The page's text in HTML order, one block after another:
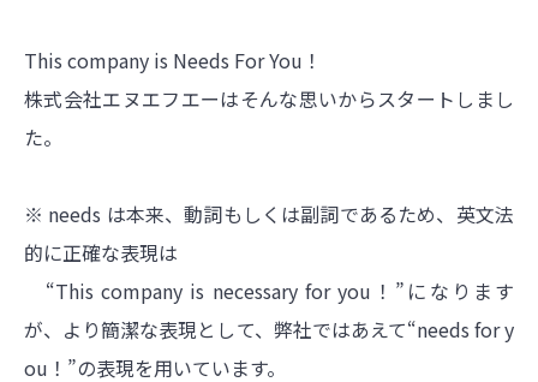
This company is Needs For You！
株式会社エヌエフエーはそんな思いからスタートしまし
た。
※ needs は本来、動詞もしくは副詞であるため、英文法
的に正確な表現は
“This company is necessary for you！”になります
が、より簡潔な表現として、弊社ではあえて“needs for y
ou！”の表現を用いています。